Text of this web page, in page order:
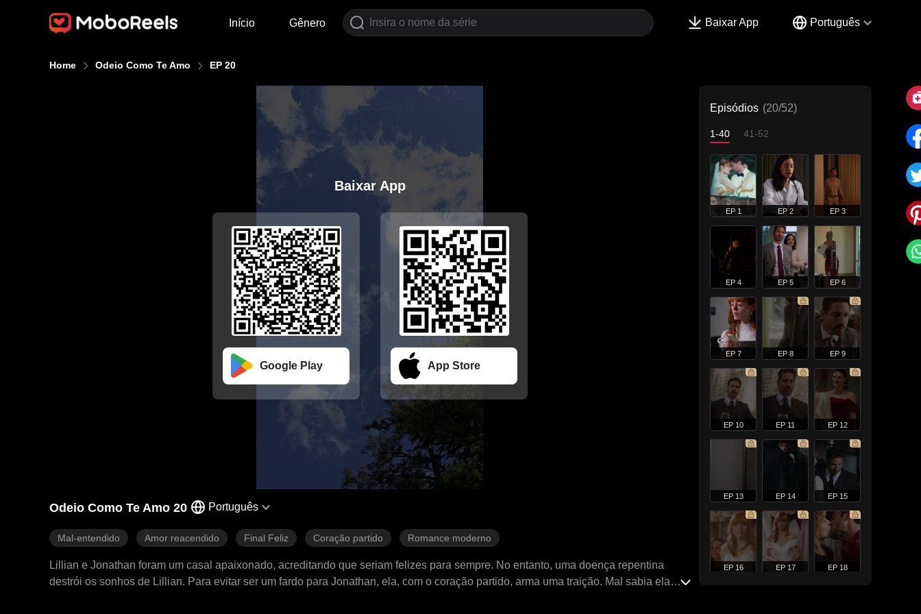
Início Gênero Baixar App Português
Home Odeio Como Te Amo EP 20
Baixar App
Google Play App Store
Odeio Como Te Amo 20 Português
Mal-entendido Amor reacendido Final Feliz Coração partido Romance moderno
Lillian e Jonathan foram um casal apaixonado, acreditando que seriam felizes para sempre. No entanto, uma doença repentina
destrói os sonhos de Lillian. Para evitar ser um fardo para Jonathan, ela, com o coração partido, arma uma traição. Mal sabia ela
Episódios (20/52)
1-40 41-52
EP 1 EP 2 EP 3
EP 4 EP 5 EP 6
EP 7 EP 8 EP 9
EP 10 EP 11 EP 12
EP 13 EP 14 EP 15
EP 16 EP 17 EP 18